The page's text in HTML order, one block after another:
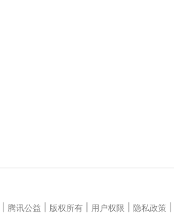
腾讯公益 版权所有 用户权限 隐私政策